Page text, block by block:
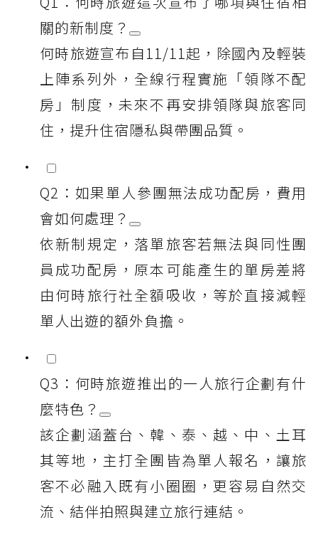
關的新制度？
何時旅遊宣布自11/11起，除國內及輕裝
上陣系列外，全線行程實施「領隊不配
房」制度，未來不再安排領隊與旅客同
住，提升住宿隱私與帶團品質。
Q2：如果單人參團無法成功配房，費用
會如何處理？
依新制規定，落單旅客若無法與同性團
員成功配房，原本可能產生的單房差將
由何時旅行社全額吸收，等於直接減輕
單人出遊的額外負擔。
Q3：何時旅遊推出的一人旅行企劃有什
麼特色？
該企劃涵蓋台、韓、泰、越、中、土耳
其等地，主打全團皆為單人報名，讓旅
客不必融入既有小圈圈，更容易自然交
流、結伴拍照與建立旅行連結。